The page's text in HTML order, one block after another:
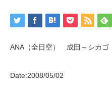
ANA（全日空） 成田～シカ
Date:2008/05/02